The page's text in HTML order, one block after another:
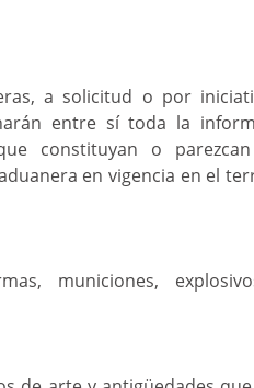
a solicitud o por
entre sí toda la
constituyan o
en vigencia en el
municiones,